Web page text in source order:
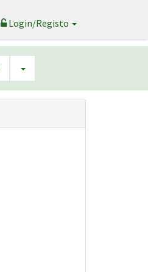
Login/Registo